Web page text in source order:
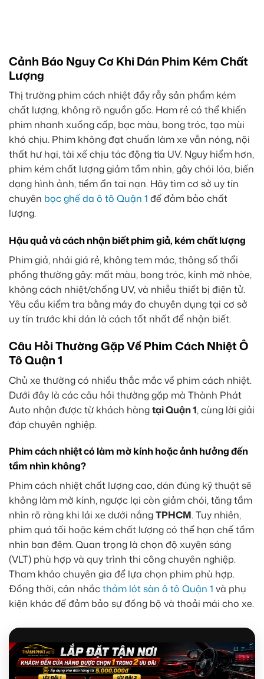
Cảnh Báo Nguy Cơ Khi Dán Phim Kém Chất
Lượng
Thị trường phim cách nhiệt đầy rẫy sản phẩm kém
chất lượng, không rõ nguồn gốc. Ham rẻ có thể khiến
phim nhanh xuống cấp, bạc màu, bong tróc, tạo mùi
khó chịu. Phim không đạt chuẩn làm xe vẫn nóng, nội
thất hư hại, tài xế chịu tác động tia UV. Nguy hiểm hơn,
phim kém chất lượng giảm tầm nhìn, gây chói lóa, biến
dạng hình ảnh, tiềm ẩn tai nạn. Hãy tìm cơ sở uy tín
chuyên bọc ghế da ô tô Quận 1 để đảm bảo chất
lượng.
Hậu quả và cách nhận biết phim giả, kém chất lượng
Phim giả, nhái giá rẻ, không tem mác, thông số thổi
phồng thường gây: mất màu, bong tróc, kính mờ nhòe,
không cách nhiệt/chống UV, và nhiễu thiết bị điện tử.
Yêu cầu kiểm tra bằng máy đo chuyên dụng tại cơ sở
uy tín trước khi dán là cách tốt nhất để nhận biết.
Câu Hỏi Thường Gặp Về Phim Cách Nhiệt Ô
Tô Quận 1
Chủ xe thường có nhiều thắc mắc về phim cách nhiệt.
Dưới đây là các câu hỏi thường gặp mà Thành Phát
Auto nhận được từ khách hàngtại Quận 1, cùng lời giải
đáp chuyên nghiệp.
Phim cách nhiệt có làm mờ kính hoặc ảnh hưởng đến
tầm nhìn không?
Phim cách nhiệt chất lượng cao, dán đúng kỹ thuật sẽ
không làm mờ kính, ngược lại còn giảm chói, tăng tầm
nhìn rõ ràng khi lái xe dưới nắngTPHCM. Tuy nhiên,
phim quá tối hoặc kém chất lượng có thể hạn chế tầm
nhìn ban đêm. Quan trọng là chọn độ xuyên sáng
(VLT) phù hợp và quy trình thi công chuyên nghiệp.
Tham khảo chuyên gia để lựa chọn phim phù hợp.
Đồng thời, cân nhắcthảm lót sàn ô tô Quận 1 và phụ
kiện khác để đảm bảo sự đồng bộ và thoải mái cho xe.